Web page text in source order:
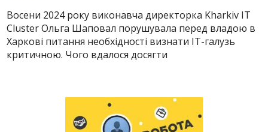
Восени 2024 року виконавча директорка Kharkiv IT
Cluster Ольга Шаповал порушувала перед владою в
Харкові питання необхідності визнати IT-галузь
критичною. Чого вдалося досягти